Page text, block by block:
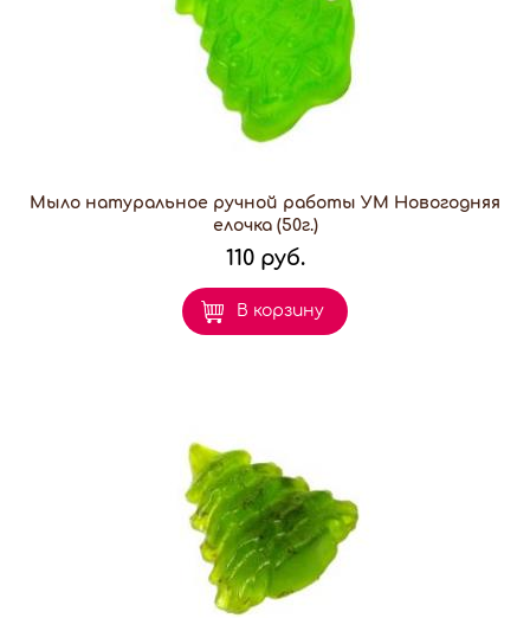
Мыло натуральное ручной работы УМ Новогодняя
елочка (50г.)
110 руб.
В корзину